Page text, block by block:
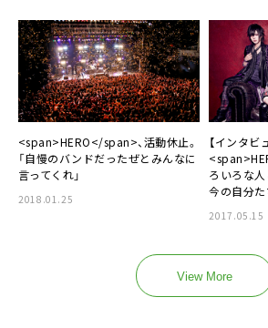
<span>HERO</span>、活動休止。
「自慢のバンドだったぜとみんなに
言ってくれ」
2018.01.25
【インタビ
ろいろな
今の自分た
2017.05.15
View More